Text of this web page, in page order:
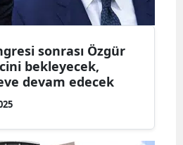
sonrası Özgür
devam edecek